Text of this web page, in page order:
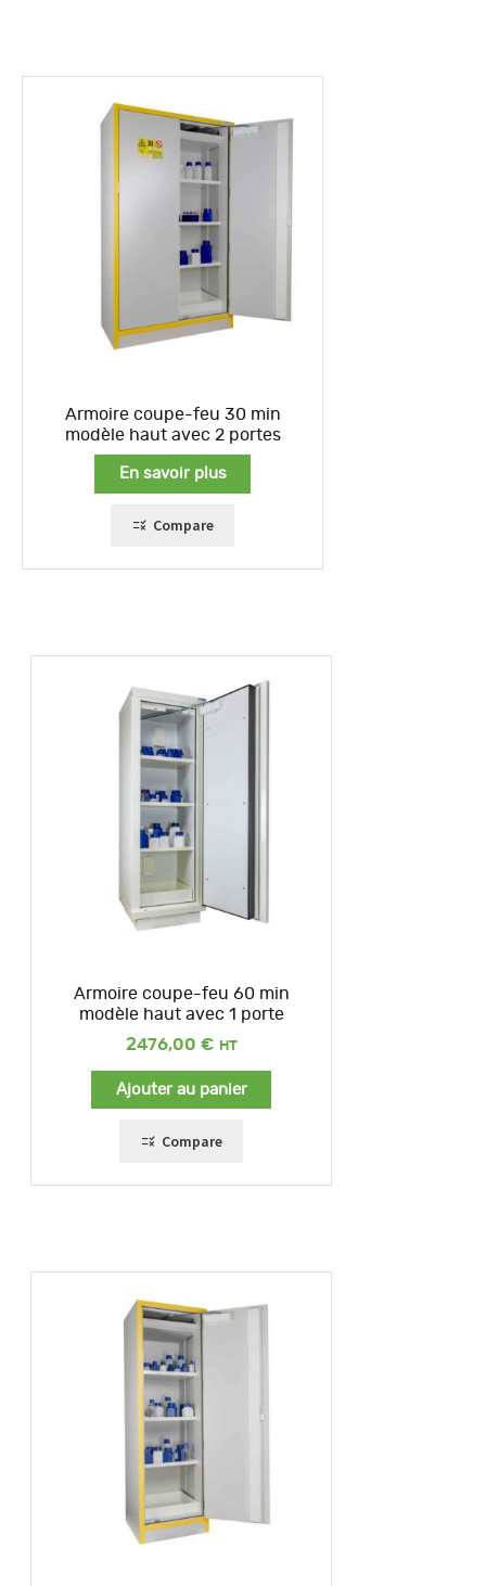
Armoire coupe-feu 30 min
modèle haut avec 2 portes
En savoir plus
Compare
Armoire coupe-feu 60 min
modèle haut avec 1 porte
2476,00 €
Ajouter au panier
Compare